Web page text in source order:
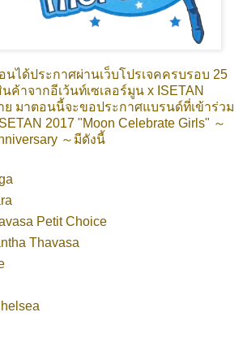
ได้ประกาศผ่านเว็บโปรเจคครบรอบ 25
ค้าจากอีเว้นท์เซเลอร์มูน x ISETAN
ย มาตอนนี้จะขอประกาศแบรนด์ที่เข้าร่วม
2017 "Moon Celebrate Girls" ～
～มีดังนี้
Petit Choice
Thavasa